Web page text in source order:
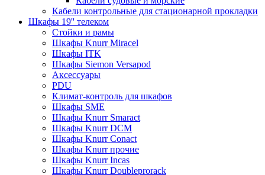
Кабели контрольные для стационарной прокладки
Шкафы 19'' телеком
Стойки и рамы
Шкафы Knurr Miracel
Шкафы ITK
Шкафы Siemon Versapod
Аксессуары
PDU
Климат-контроль для шкафов
Шкафы SME
Шкафы Knurr Smaract
Шкафы Knurr DCM
Шкафы Knurr Conact
Шкафы Knurr прочие
Шкафы Knurr Incas
Шкафы Knurr Doubleprorack